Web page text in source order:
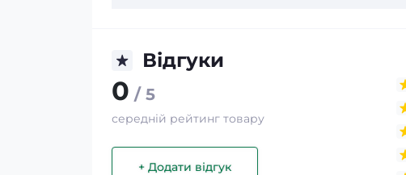
Відгуки
0 / 5
середній рейтинг товару
+ Додати відгук